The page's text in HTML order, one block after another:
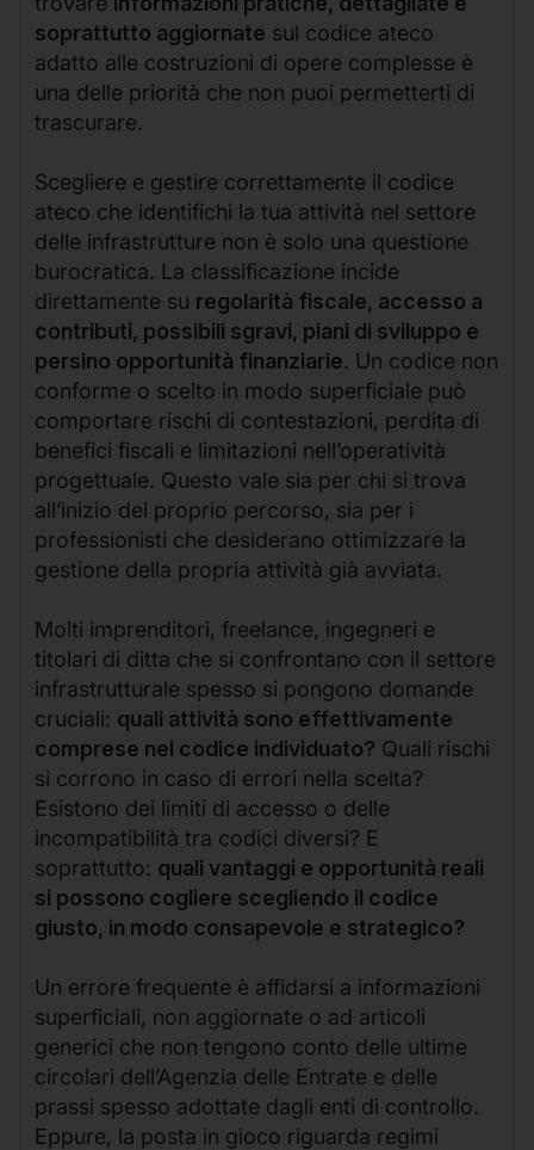
soprattutto aggiornate sul codice ateco
adatto alle costruzioni di opere complesse è
una delle priorità che non puoi permetterti di
trascurare.
Scegliere e gestire correttamente il codice
ateco che identifichi la tua attività nel settore
delle infrastrutture non è solo una questione
burocratica. La classificazione incide
direttamente su regolarità fiscale, accesso a
contributi, possibili sgravi, piani di sviluppo e
persino opportunità finanziarie. Un codice non
conforme o scelto in modo superficiale può
comportare rischi di contestazioni, perdita di
benefici fiscali e limitazioni nell’operatività
progettuale. Questo vale sia per chi si trova
all’inizio del proprio percorso, sia per i
professionisti che desiderano ottimizzare la
gestione della propria attività già avviata.
Molti imprenditori, freelance, ingegneri e
titolari di ditta che si confrontano con il settore
infrastrutturale spesso si pongono domande
cruciali: quali attività sono effettivamente
comprese nel codice individuato? Quali rischi
si corrono in caso di errori nella scelta?
Esistono dei limiti di accesso o delle
incompatibilità tra codici diversi? E
soprattutto: quali vantaggi e opportunità reali
si possono cogliere scegliendo il codice
giusto, in modo consapevole e strategico?
Un errore frequente è affidarsi a informazioni
superficiali, non aggiornate o ad articoli
generici che non tengono conto delle ultime
circolari dell’Agenzia delle Entrate e delle
prassi spesso adottate dagli enti di controllo.
Eppure, la posta in gioco riguarda regimi